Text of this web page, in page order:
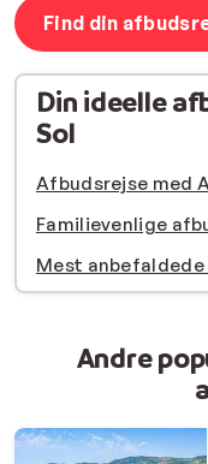
Find din
Din ideelle
Sol
Afbudsrejse med
Familievenlige
Mest
Andre